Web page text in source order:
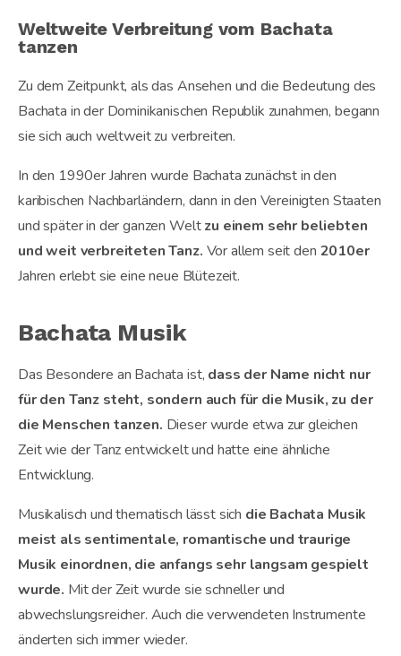
Weltweite Verbreitung vom Bachata
tanzen
Zu dem Zeitpunkt, als das Ansehen und die Bedeutung des
Bachata in der Dominikanischen Republik zunahmen, begann
sie sich auch weltweit zu verbreiten.
In den 1990er Jahren wurde Bachata zunächst in den
karibischen Nachbarländern, dann in den Vereinigten Staaten
und später in der ganzen Weltzu einem sehr beliebten
und weit verbreiteten Tanz. Vor allem seit den 2010er
Jahren erlebt sie eine neue Blütezeit.
Bachata Musik
Das Besondere an Bachata ist, dass der Name nicht nur
für den Tanz steht, sondern auch für die Musik, zu der
die Menschen tanzen. Dieser wurde etwa zur gleichen
Zeit wie der Tanz entwickelt und hatte eine ähnliche
Entwicklung.
Musikalisch und thematisch lässt sich die Bachata Musik
meist als sentimentale, romantische und traurige
Musik einordnen, die anfangs sehr langsam gespielt
wurde. Mit der Zeit wurde sie schneller und
abwechslungsreicher. Auch die verwendeten Instrumente
änderten sich immer wieder.